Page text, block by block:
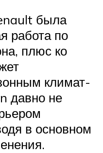
была
работа по
плюс ко
климат-
давно не
в основном